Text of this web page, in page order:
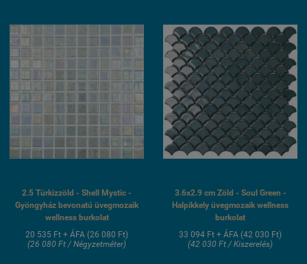
burkolat
burkolat
2.5 Türkizzöld - Shell Mystic -
Gyöngyház bevonatú üvegmozaik
wellness burkolat
20 535 Ft + ÁFA (26 080 Ft)
(26 080 Ft / Négyzetméter)
3.6x2.9 cm Zöld - Soul Green -
Halpikkely üvegmozaik wellness
burkolat
33 094 Ft + ÁFA (42 030 Ft)
(42 030 Ft / Kiszerelés)